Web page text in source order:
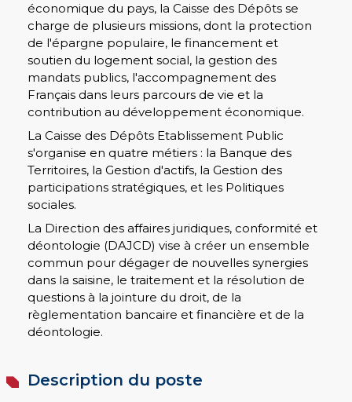
économique du pays, la Caisse des Dépôts se
charge de plusieurs missions, dont la protection
de l'épargne populaire, le financement et
soutien du logement social, la gestion des
mandats publics, l'accompagnement des
Français dans leurs parcours de vie et la
contribution au développement économique.
La Caisse des Dépôts Etablissement Public
s'organise en quatre métiers : la Banque des
Territoires, la Gestion d'actifs, la Gestion des
participations stratégiques, et les Politiques
sociales.
La Direction des affaires juridiques, conformité et
déontologie (DAJCD) vise à créer un ensemble
commun pour dégager de nouvelles synergies
dans la saisine, le traitement et la résolution de
questions à la jointure du droit, de la
règlementation bancaire et financière et de la
déontologie.
Description du poste